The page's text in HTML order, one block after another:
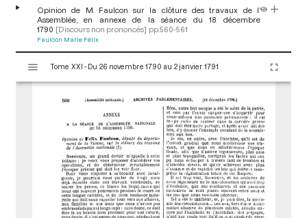
Opinion de M. Faulcon sur la clôture des travaux de l’
Assemblée, en annexe de la séance du 18 décembre
1790 [Discours non prononcés] pp.560-561
Faulcon Marie Félix
s
Tome XXI - Du 26 novembre 1790 au 2 janvier 1791